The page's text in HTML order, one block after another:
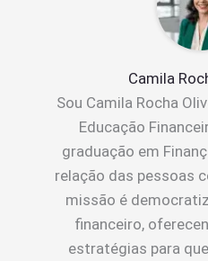
Camila
Sou Camila Rocha
Educação
graduação em
relação das pessoas
missão é
financeiro,
estratégias para